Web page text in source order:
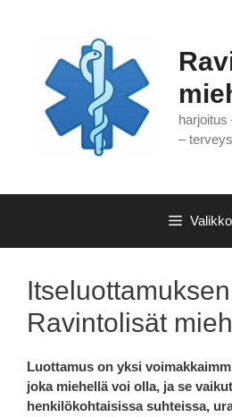
harjoitus
– terveys
Valikko
Ravintolisät
Luottamus on yksi
joka miehellä voi olla, ja se
henkilökohtaisissa suhteissa,